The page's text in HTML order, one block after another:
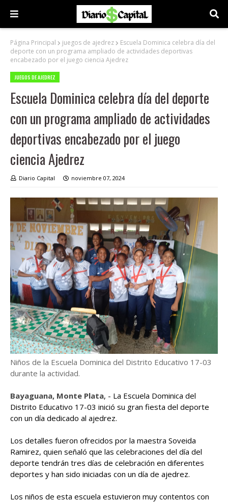
Página Principal juegos de ajedrez
Escuela Dominica celebra día del
deporte con un programa ampliado de actividades deportivas
encabezado por el juego ciencia Ajedrez
JUEGOS DE AJEDREZ
Escuela Dominica celebra día del deporte
con un programa ampliado de actividades
deportivas encabezado por el juego
ciencia Ajedrez
Diario Capital noviembre 07, 2024
Niños de la Escuela Dominica del Distrito Educativo 17-03
durante la actividad.
Bayaguana, Monte Plata, - La Escuela Dominica del
Distrito Educativo 17-03 inició su gran fiesta del deporte
con un día dedicado al ajedrez.
Los detalles fueron ofrecidos por la maestra Soveida
Ramirez, quien señaló que las celebraciones del día del
deporte tendrán tres días de celebración en diferentes
deportes y han sido iniciadas con un día de ajedrez.
Los niños de esta escuela estuvieron muy contentos con